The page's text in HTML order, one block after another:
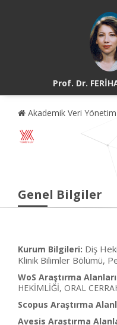
Prof. Dr.
Akademik Veri
Genel Bilgiler
Kurum Bilgileri: Diş
Klinik Bilimler Bölümü,
WoS Araştırma
HEKİMLİĞİ, ORAL
Scopus Araştırma
Avesis Araştırma